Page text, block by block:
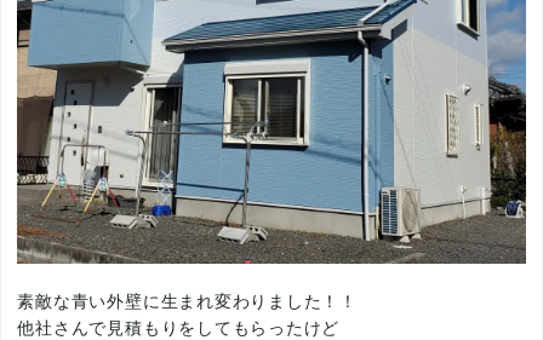
素敵な青い外壁に生まれ変わりました！！
他社さんで見積もりをしてもらったけど